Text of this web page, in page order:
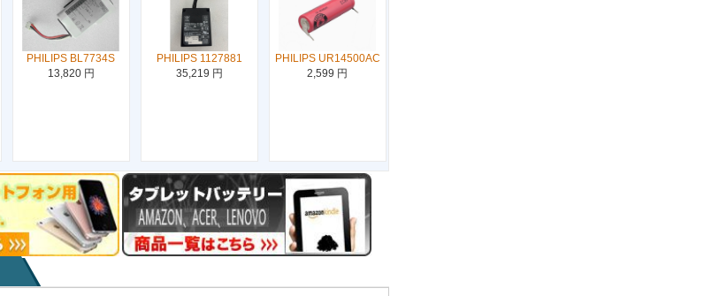
PHILIPS BL7734S
13,820 円
PHILIPS 1127881
35,219 円
PHILIPS UR14500AC
2,599 円